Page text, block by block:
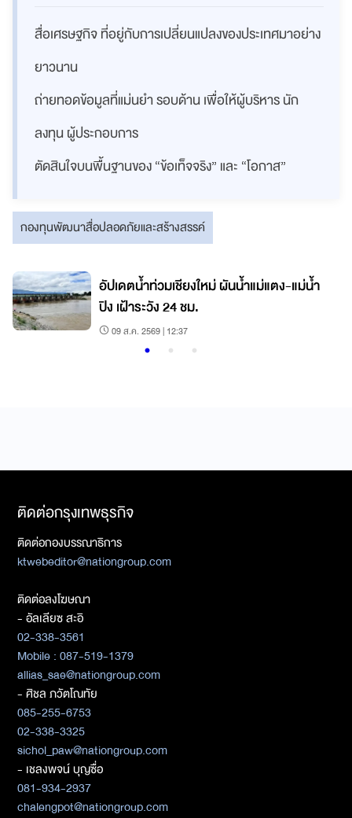
สื่อเศรษฐกิจ ที่อยู่กับการเปลี่ยนแปลงของประเทศมาอย่าง
ยาวนาน
ถ่ายทอดข้อมูลที่แม่นยำ รอบด้าน เพื่อให้ผู้บริหาร นัก
ลงทุน ผู้ประกอบการ
ตัดสินใจบนพื้นฐานของ “ข้อเท็จจริง” และ “โอกาส”
กองทุนพัฒนาสื่อปลอดภัยและสร้างสรรค์
อัปเดตน้ำท่วมเชียงใหม่ ผันน้ำแม่แตง-แม่น้ำ
ปิง เฝ้าระวัง 24 ชม.
09 ส.ค. 2569 | 12:37
ติดต่อกรุงเทพธุรกิจ
ติดต่อกองบรรณาธิการ
ktwebeditor@nationgroup.com
ติดต่อลงโฆษณา
- อัลเลียซ สะอิ
02-338-3561
Mobile : 087-519-1379
allias_sae@nationgroup.com
- ศิชล ภวัตโณทัย
085-255-6753
02-338-3325
sichol_paw@nationgroup.com
- เชลงพจน์ บุญซื่อ
081-934-2937
chalengpot@nationgroup.com